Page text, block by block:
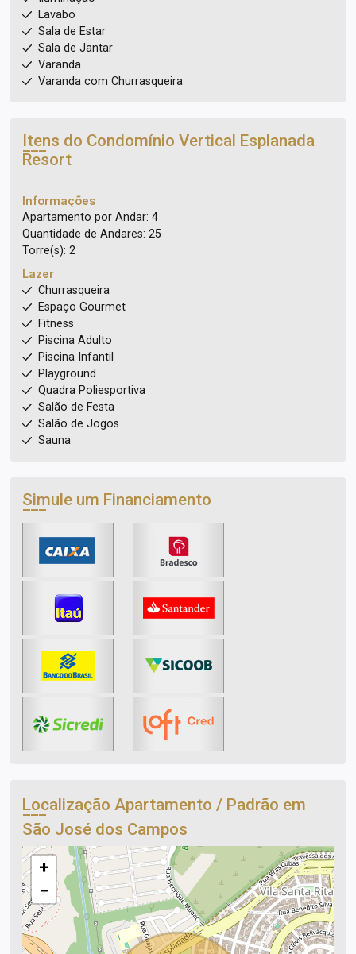
Lavabo
Sala de Estar
Sala de Jantar
Varanda
Varanda com Churrasqueira
Itens do Condomínio Vertical Esplanada
Resort
Informações
Apartamento por Andar: 4
Quantidade de Andares: 25
Torre(s): 2
Lazer
Churrasqueira
Espaço Gourmet
Fitness
Piscina Adulto
Piscina Infantil
Playground
Quadra Poliesportiva
Salão de Festa
Salão de Jogos
Sauna
Simule um Financiamento
Localização Apartamento / Padrão em
São José dos Campos
+
−